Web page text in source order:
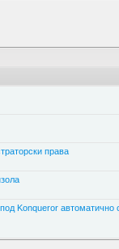
права
Konqueror автоматично